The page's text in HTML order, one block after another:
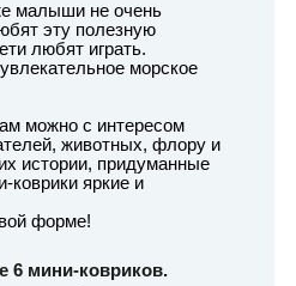
малыши не очень
эту полезную
любят играть.
морское
можно с интересом
животных, флору и
истории, придуманные
коврики яркие и
форме!
6 мини-ковриков.